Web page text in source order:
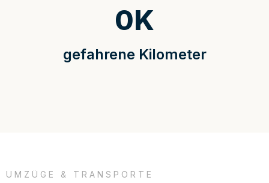
gefahrene Kilometer
0K
UMZÜGE & TRANSPORTE